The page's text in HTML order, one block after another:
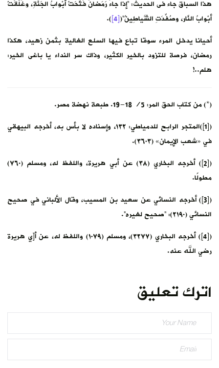
هذا السباق جاء فى الحديث: “إذا جاءَ رَمَضانُ فُتِّحَتْ أبْوابُ الجَنَّةِ، وغُلِّقَتْ
أبْوابُ النّارِ، وصُفِّدَتِ الشَّياطِينُ”([4]
).
أحيانا يدخل المرء سوقا تباع فيها السلع الغالية بثمن زهيد، هكذا
رمضان، فرصة للتزود بالخير الكثير، وذاك سر النداء يا باغى الخير:
هلم..!
(*) من كتاب الحق المر: 5/ 18-19. طبعة نهضة مصر.
([1])المتجر الرابح للدمياطي: ١٣٢، وإسناده لا بأس به، أخرجه البيهقي
في «شعب الإيمان» (٣٦٠٣).
([2]) أخرجه البخاري (٣٨) عن أبي هريرة، واللفظ له، ومسلم (٧٦٠)
مطولًا.
([3]) أخرجه النسائي عن سعيد بن المسيب، وقال الألباني في صحيح
النسائي (٢١٩٠): “صحيح لغيره”.
([4]) أخرجه البخاري (٣٢٧٧)، ومسلم (١٠٧٩) واللفظ له، عن أ[ي هريرة
رضي الله عنه.
اترك تعليق